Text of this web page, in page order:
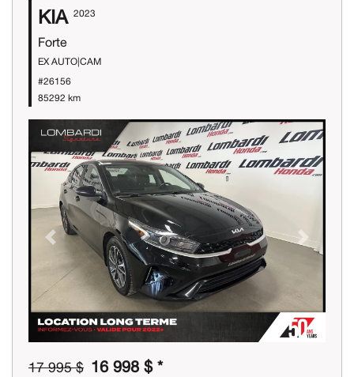
KIA 2023
Forte
EX AUTO|CAM
#26156
85292 km
Previous Next
17 995 $ 16 998 $ *